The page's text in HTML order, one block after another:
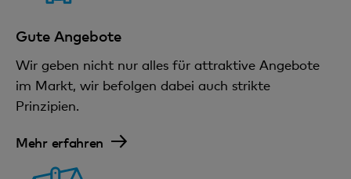
Gute Angebote
Wir geben nicht nur alles für attraktive Angebote
im Markt, wir befolgen dabei auch strikte
Prinzipien.
Mehr erfahren